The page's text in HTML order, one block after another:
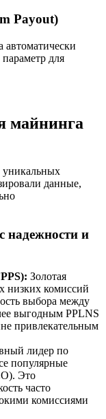
Payout)
автоматически
для
майнинга
уникальных
данные,
надежности и
Золотая
низких комиссий
выбора между
выгодным PPLNS
привлекательным
лидер по
популярные
Это
часто
комиссиями